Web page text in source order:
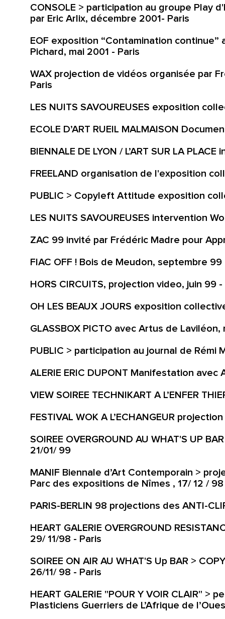
CONSOLE > participation au groupe Play
par Eric Arlix, décembre 2001- Paris
EOF exposition “Contamination
Pichard, mai 2001 - Paris
WAX projection de vidéos organisée par
Paris
LES NUITS SAVOUREUSES exposition
ECOLE D’ART RUEIL MALMAISON
BIENNALE DE LYON / L’ART SUR LA
FREELAND organisation de l'exposition
PUBLIC > Copyleft Attitude exposition
LES NUITS SAVOUREUSES intervention
ZAC 99 invité par Frédéric Madre pour
FIAC OFF ! Bois de Meudon, septembre 99
HORS CIRCUITS, projection video, juin 99 -
OH LES BEAUX JOURS exposition
GLASSBOX PICTO avec Artus de Laviléon,
PUBLIC > participation au journal de Rémi
ALERIE ERIC DUPONT Manifestation
VIEW SOIREE TECHNIKART A L’ENFER
FESTIVAL WOK A L’ECHANGEUR
SOIREE OVERGROUND AU WHAT'S UP
21/01/ 99
MANIF Biennale d’Art Contemporain >
Parc des expositions de Nîmes , 17/ 12 /
PARIS-BERLIN 98 projections des ANTI-
HEART GALERIE OVERGROUND
29/ 11/98 - Paris
SOIREE ON AIR AU WHAT'S Up BAR >
26/11/ 98 - Paris
HEART GALERIE "POUR Y VOIR CLAIR" >
Plasticiens Guerriers de L’Afrique de